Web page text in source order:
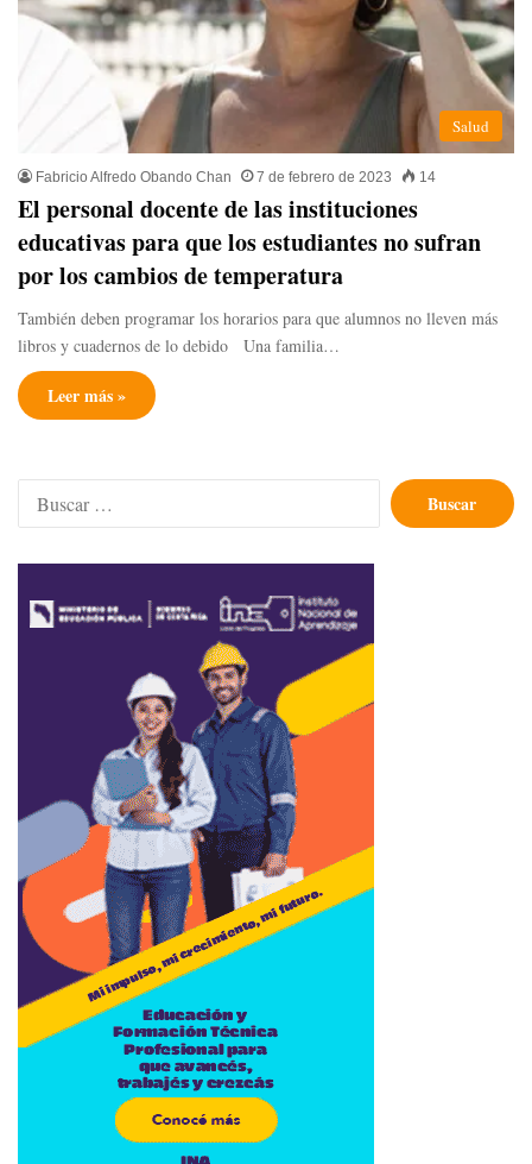
Salud
Fabricio Alfredo Obando Chan 7 de febrero de 2023 14
El personal docente de las instituciones
educativas para que los estudiantes no sufran
por los cambios de temperatura
También deben programar los horarios para que alumnos no lleven más
libros y cuadernos de lo debido Una familia…
Leer más »
Buscar: